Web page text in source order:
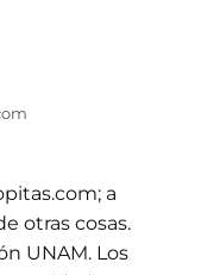
a
otras cosas.
UNAM. Los